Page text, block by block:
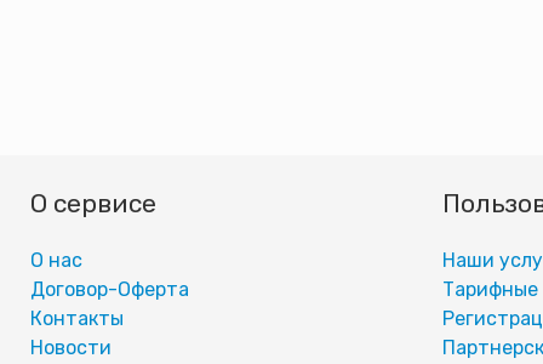
О сервисе
О нас
Договор-Оферта
Контакты
Новости
Наши
Тарифные